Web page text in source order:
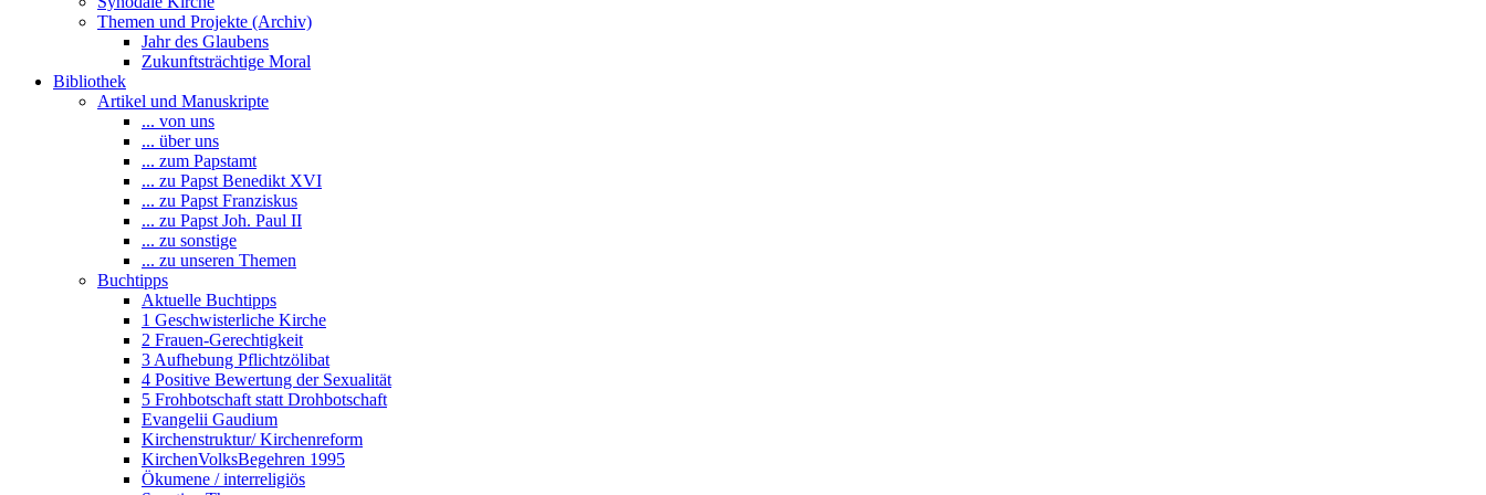
Themen und Projekte (Archiv)
Jahr des Glaubens
Zukunftsträchtige Moral
Bibliothek
Artikel und Manuskripte
... von uns
... über uns
... zum Papstamt
... zu Papst Benedikt XVI
... zu Papst Franziskus
... zu Papst Joh. Paul II
... zu sonstige
... zu unseren Themen
Buchtipps
Aktuelle Buchtipps
1 Geschwisterliche Kirche
2 Frauen-Gerechtigkeit
3 Aufhebung Pflichtzölibat
4 Positive Bewertung der Sexualität
5 Frohbotschaft statt Drohbotschaft
Evangelii Gaudium
Kirchenstruktur/ Kirchenreform
KirchenVolksBegehren 1995
Ökumene / interreligiös